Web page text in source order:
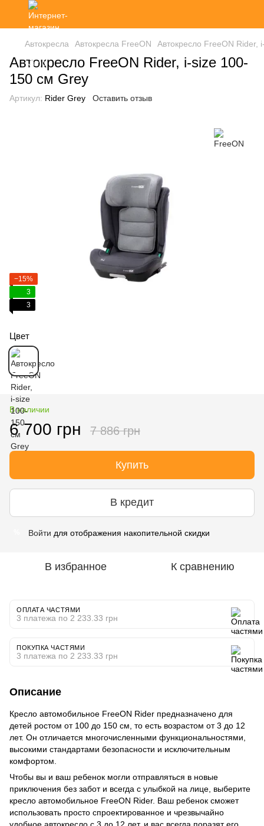
Автокресла Автокресла FreeON Автокресло FreeON Rider,
Автокресло FreeON Rider, i-size 100-
150 см Grey
Артикул: Rider Grey Оставить отзыв
−15%
3
3
Цвет
В наличии
6 700 грн 7 886 грн
Купить
В кредит
Войти для отображения накопительной скидки
В избранное К сравнению
ОПЛАТА ЧАСТЯМИ
3 платежа по 2 233.33 грн
ПОКУПКА ЧАСТЯМИ
3 платежа по 2 233.33 грн
Описание
Кресло автомобильное FreeON Rider предназначено для
детей ростом от 100 до 150 см, то есть возрастом от 3 до 12
лет. Он отличается многочисленными функциональностями,
высокими стандартами безопасности и исключительным
комфортом.
Чтобы вы и ваш ребенок могли отправляться в новые
приключения без забот и всегда с улыбкой на лице, выберите
кресло автомобильное FreeON Rider. Ваш ребенок сможет
использовать просто спроектированное и чрезвычайно
удобное автокресло с 3 до 12 лет, и вас всегда поразят его